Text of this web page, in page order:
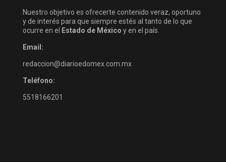
Nuestro objetivo es ofrecerte contenido veraz, oportuno
y de interés para que siempre estés al tanto de lo que
ocurre en el
Estado de México y en el país.
Email:
redaccion@diarioedomex.com.mx
Teléfono:
5518166201